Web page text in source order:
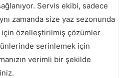
Servis ekibi, sadece
zamanda size yaz sezonunda
için özelleştirilmiş çözümler
serinlemek için
verimli bir şekilde